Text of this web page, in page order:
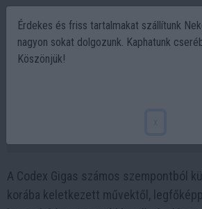
A Codex Gigas számos szempontból
korába keletkezett művektől,
Érdekes és friss tartalmakat szállítunk
nagyon sokat dolgozunk. Kaphatunk
Köszönjük!